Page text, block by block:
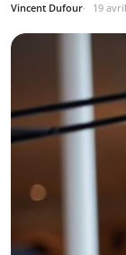
Vincent Dufour 19